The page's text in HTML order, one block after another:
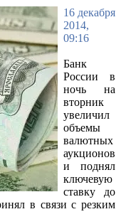
16 декабря
2014,
09:16
Банк
России в
ночь на
вторник
увеличил
объемы
валютных
аукционов
и поднял
ключевую
ставку до
в связи с резким